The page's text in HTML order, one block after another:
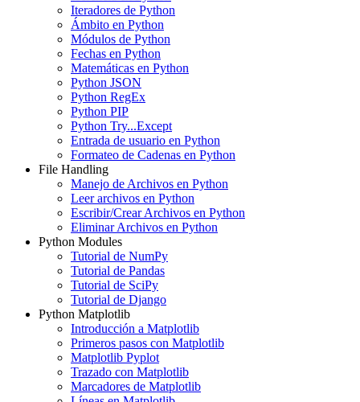
Iteradores de Python
Ámbito en Python
Módulos de Python
Fechas en Python
Matemáticas en Python
Python JSON
Python RegEx
Python PIP
Python Try...Except
Entrada de usuario en Python
Formateo de Cadenas en Python
File Handling
Manejo de Archivos en Python
Leer archivos en Python
Escribir/Crear Archivos en Python
Eliminar Archivos en Python
Python Modules
Tutorial de NumPy
Tutorial de Pandas
Tutorial de SciPy
Tutorial de Django
Python Matplotlib
Introducción a Matplotlib
Primeros pasos con Matplotlib
Matplotlib Pyplot
Trazado con Matplotlib
Marcadores de Matplotlib